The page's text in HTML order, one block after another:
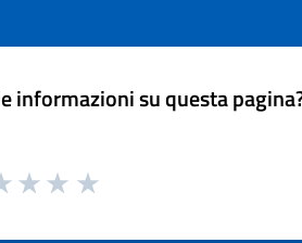
informazioni su questa